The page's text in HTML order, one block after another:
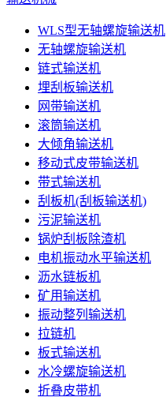
WLS型无轴螺旋输送机
无轴螺旋输送机
链式输送机
埋刮板输送机
网带输送机
滚筒输送机
大倾角输送机
移动式皮带输送机
带式输送机
刮板机(刮板输送机)
污泥输送机
锅炉刮板除渣机
电机振动水平输送机
沥水链板机
矿用输送机
振动整列输送机
拉链机
板式输送机
水冷螺旋输送机
折叠皮带机